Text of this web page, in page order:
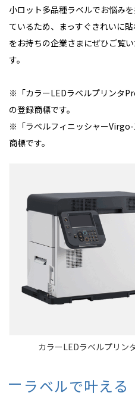
小ロット多品種ラベルでお悩み
ているため、まっすぐきれいに
をお持ちの企業さまにぜひご覧
す。
※「カラーLEDラベルプリンタ
の登録商標です。
※「ラベルフィニッシャー
商標です。
カラーLEDラベルプリン
ラベルで叶える